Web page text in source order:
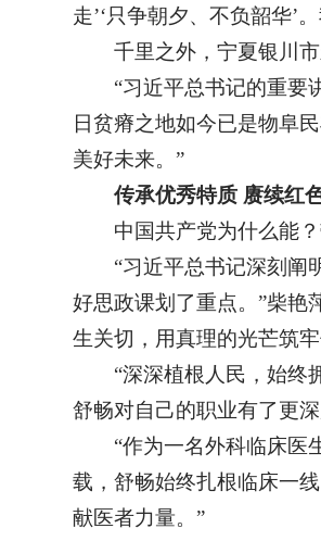
走’‘只争朝夕、不负韶华’
千里之外，宁夏银川
“习近平总书记的重要
日贫瘠之地如今已是物阜
美好未来。”
传承优秀特质 赓续红
中国共产党为什么能
“习近平总书记深刻阐
好思政课划了重点。”柴艳
生关切，用真理的光芒筑牢
“深深植根人民，始
舒畅对自己的职业有了更深
“作为一名外科临床医
载，舒畅始终扎根临床一
献医者力量。”